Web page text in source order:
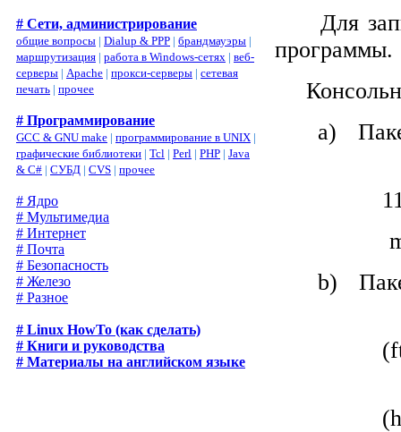
# Сети, администрирование
общие вопросы | Dialup & PPP | брандмауэры |
маршрутизация | работа в Windows-сетях | веб-
серверы | Apache | прокси-серверы | сетевая
печать | прочее
# Программирование
GCC & GNU make | программирование в UNIX |
графические библиотеки | Tcl | Perl | PHP | Java
& C# | СУБД | CVS | прочее
# Ядро
# Мультимедиа
# Интернет
# Почта
# Безопасность
# Железо
# Разное
# Linux HowTo (как сделать)
# Книги и руководства
# Материалы на английском языке
Для
программы.
a)
b)
(
(